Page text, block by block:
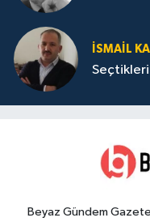
İSMAIL
Beyaz Gündem